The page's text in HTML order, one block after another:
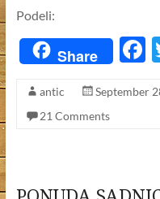
Podeli:
Share
F
e
antic September
21 Comments